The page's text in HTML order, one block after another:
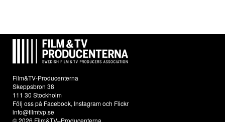
Film&TV-Producenterna
Skeppsbron 38
111 30 Stockholm
Följ oss på Facebook, Instagramoch Flickr
info@filmtvp.se
© 2026 Film&TV–Producenterna